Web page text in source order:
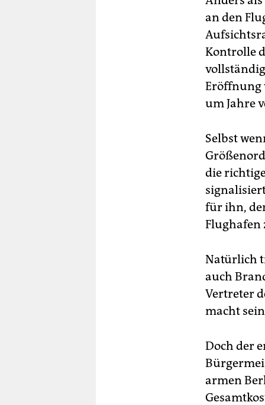
an den
Kontrolle
Eröffnung
um Jahre
Selbst
die
für ihn,
Flughafen
Natürlich
auch
Vertreter
macht
Doch der
armen